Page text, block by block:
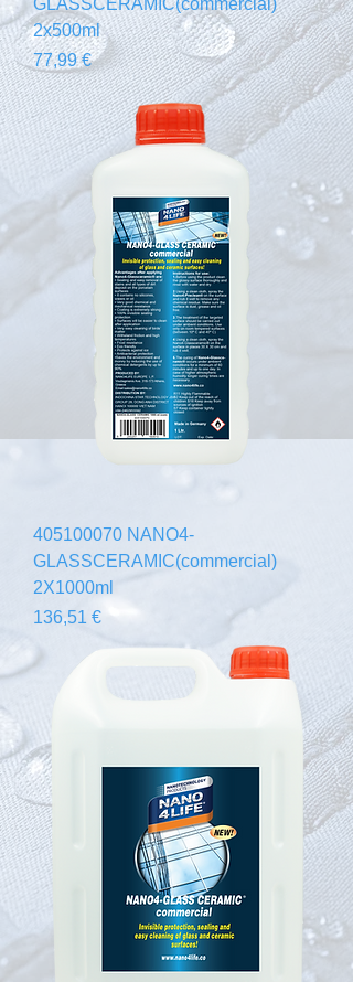
GLASSCERAMIC(commercial)
2x500ml
Prix
77,99 €
405100070 NANO4-
GLASSCERAMIC(commercial)
2X1000ml
Prix
136,51 €